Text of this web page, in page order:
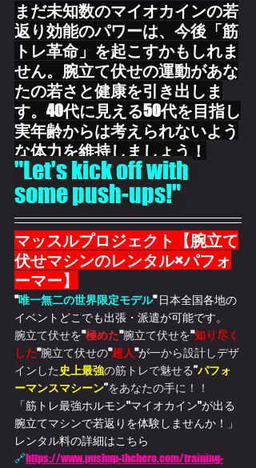
まだ未知数のマイオカインの若
返り効能のパワーは、今後「筋
トレ革命」を起こすかもしれま
せん。腕立て伏せの運動があな
たの若さと健康を引き出しま
す。 40代に見える50代を目指し
実年齢からは考えられないよう
な体力を維持しましょう！
"Let's kick off with
some push-ups!"
マッスルプロジェクト【腕立て
伏せマシンのレンタル×パフォ
ーマー】
"唯一無二の世界限定モデル" 日本全国各地の
イベントどこでも出張・派遣が可能です。
腕立て伏せを"極めた"腕立て伏せを"知り尽く
した"腕立て伏せの"超人"が一から設計しデザ
インした 史上最強の筋トレで魅せる”パフォ
ーマンスマシーン”をあなたの手に！！
「筋トレ最強ホルモン"マイオカイン"が出る
腕立てマシンで若返りを体験しませんか！」
レンタル料の詳細はこちら
🔗https://www.pushup-thehero.com/training-